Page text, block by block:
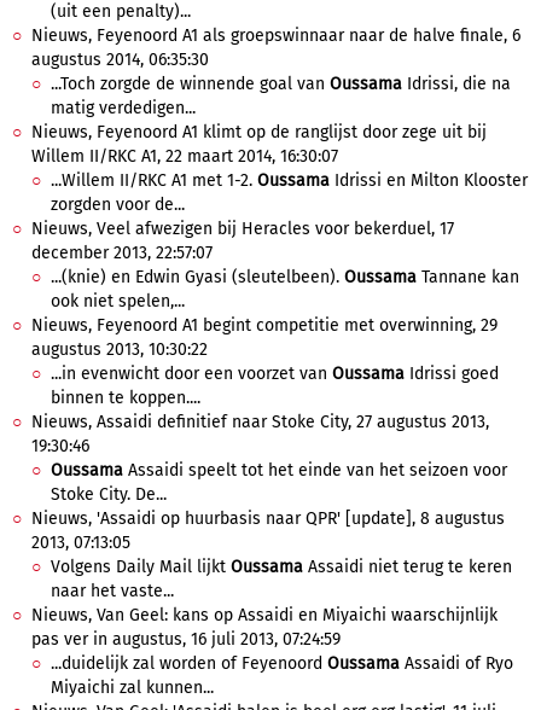
(uit een penalty)...
Nieuws, Feyenoord A1 als groepswinnaar naar de halve finale, 6
augustus 2014, 06:35:30
...Toch zorgde de winnende goal van Oussama Idrissi, die na
matig verdedigen...
Nieuws, Feyenoord A1 klimt op de ranglijst door zege uit bij
Willem II/RKC A1, 22 maart 2014, 16:30:07
...Willem II/RKC A1 met 1-2. Oussama Idrissi en Milton Klooster
zorgden voor de...
Nieuws, Veel afwezigen bij Heracles voor bekerduel, 17
december 2013, 22:57:07
...(knie) en Edwin Gyasi (sleutelbeen). Oussama Tannane kan
ook niet spelen,...
Nieuws, Feyenoord A1 begint competitie met overwinning, 29
augustus 2013, 10:30:22
...in evenwicht door een voorzet van Oussama Idrissi goed
binnen te koppen....
Nieuws, Assaidi definitief naar Stoke City, 27 augustus 2013,
19:30:46
Oussama Assaidi speelt tot het einde van het seizoen voor
Stoke City. De...
Nieuws, 'Assaidi op huurbasis naar QPR' [update], 8 augustus
2013, 07:13:05
Volgens Daily Mail lijkt Oussama Assaidi niet terug te keren
naar het vaste...
Nieuws, Van Geel: kans op Assaidi en Miyaichi waarschijnlijk
pas ver in augustus, 16 juli 2013, 07:24:59
...duidelijk zal worden of Feyenoord Oussama Assaidi of Ryo
Miyaichi zal kunnen...